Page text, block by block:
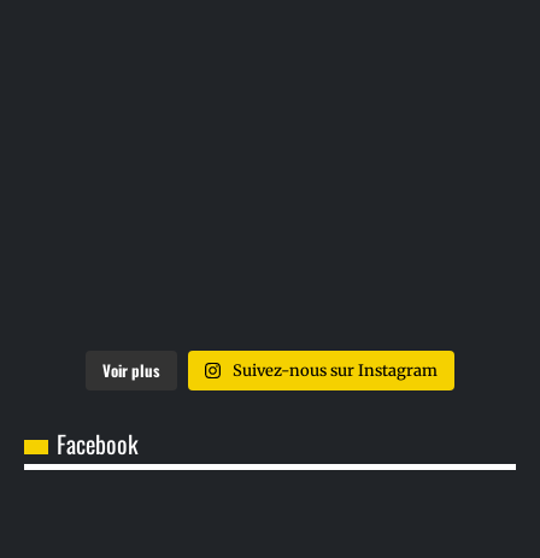
Voir plus Suivez-nous sur Instagram
Facebook